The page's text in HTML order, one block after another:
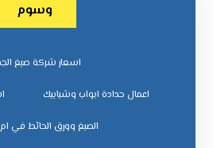
وسوم
اسعار شركة صبغ
اعمال حدادة ابواب وشبابيك
الصبغ وورق الحائط في ام